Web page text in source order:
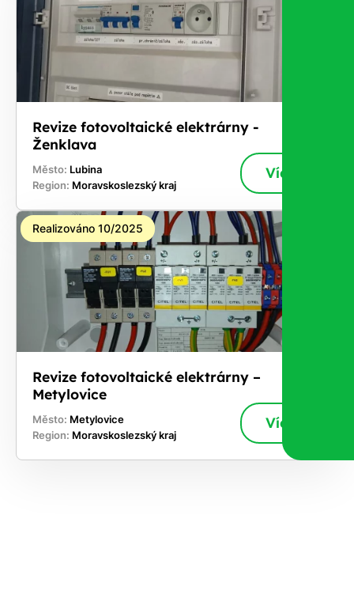
Revize fotovoltaické elektrárny -
Ženklava
Město: Lubina
Region: Moravskoslezský kraj
Více
Realizováno 10/2025
Revize fotovoltaické elektrárny –
Metylovice
Město: Metylovice
Region: Moravskoslezský kraj
Více